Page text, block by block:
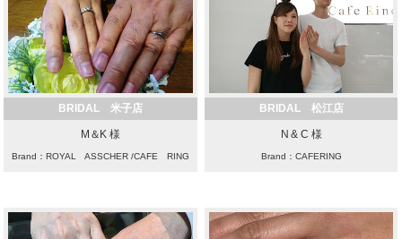
BRIDAL 米子店
M＆K 様
Brand：ROYAL ASSCHER /CAFE RING
BRIDAL 松江店
N & C 様
Brand：CAFERING